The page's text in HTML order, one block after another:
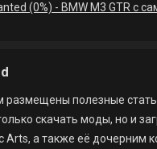
(0%) - BMW M3 GTR с
размещены полезные
скачать моды, но и
Arts, а также её дочерним